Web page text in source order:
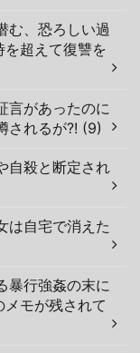
む、恐ろしい過
を超えて復讐を
言があったのに
されるが?! (9)
自殺と断定され
は自宅で消えた
暴行強姦の末に
モが残されて